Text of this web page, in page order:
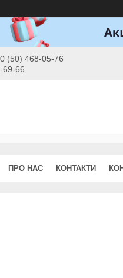
(50) 468-05-76
69-66
ПРО НАС КОНТАКТИ